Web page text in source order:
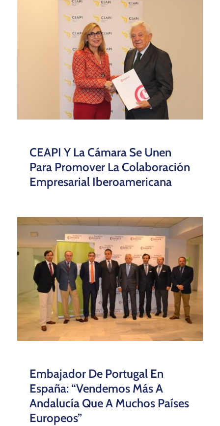
CEAPI Y La Cámara Se Unen
Para Promover La Colaboración
Empresarial Iberoamericana
Embajador De Portugal En
España: “Vendemos Más A
Andalucía Que A Muchos Países
Europeos”